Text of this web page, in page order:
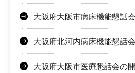
大阪府大阪市病床機能懇話
大阪府北河内病床機能懇話
大阪府大阪市医療懇話会の